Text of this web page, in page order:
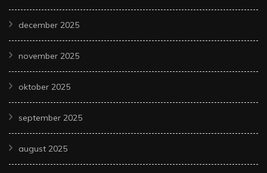
december 2025
november 2025
oktober 2025
september 2025
august 2025